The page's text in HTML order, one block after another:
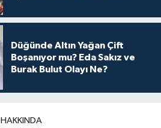
Düğünde Altın Yağan Çift
Boşanıyor mu? Eda Sakız ve
Burak Bulut Olayı Ne?
HAKKINDA